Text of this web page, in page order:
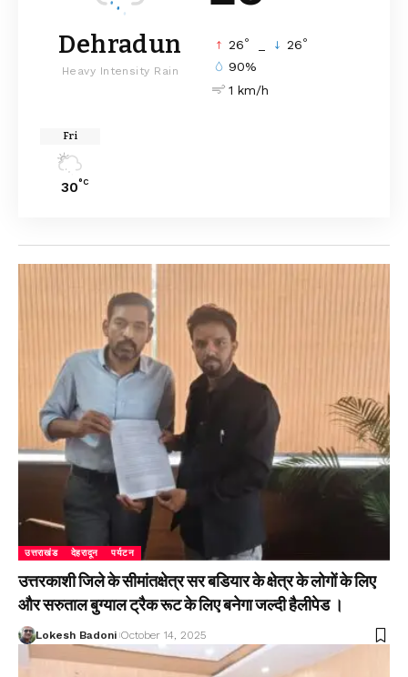
Dehradun
Heavy Intensity Rain
26° 26°
90%
1 km/h
Fri
30°C
उत्तराखंड देहरादून पर्यटन
उत्तरकाशी जिले के सीमांतक्षेत्र सर बडियार के क्षेत्र के लोगों के लिए
और सरुताल बुग्याल ट्रैक रूट के लिए बनेगा जल्दी हैलीपेड ।
Lokesh Badoni October 14, 2025